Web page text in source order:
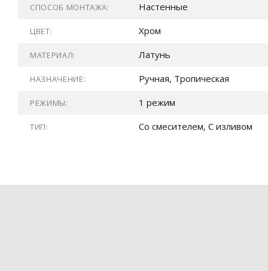
СПОСОБ МОНТАЖА: Настенные
ЦВЕТ: Хром
МАТЕРИАЛ: Латунь
НАЗНАЧЕНИЕ: Ручная, Тропическая
РЕЖИМЫ: 1 режим
ТИП: Со смесителем, С изливом